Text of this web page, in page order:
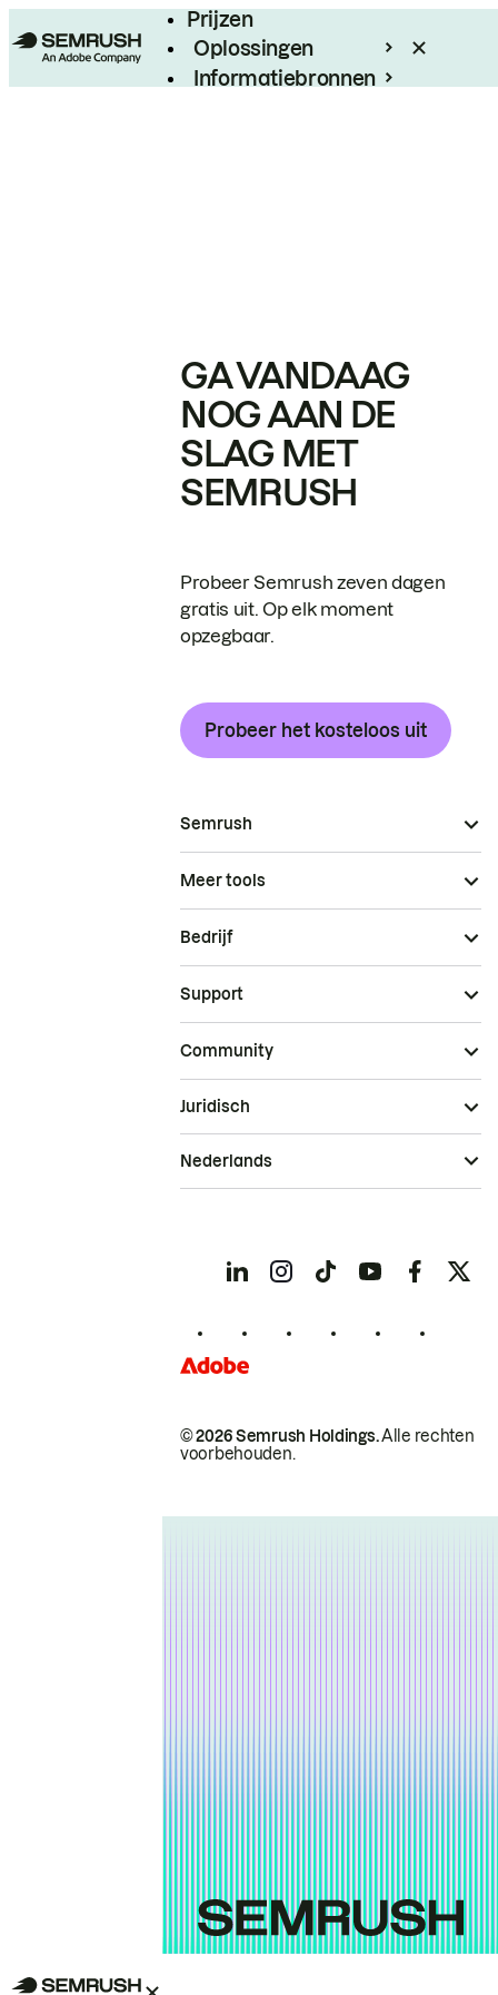
Prijzen
Oplossingen
Informatiebronnen
GA VANDAAG
NOG AAN DE
SLAG MET
SEMRUSH
Probeer Semrush zeven dagen
gratis uit. Op elk moment
opzegbaar.
Probeer het kosteloos uit
Semrush
Meer tools
Bedrijf
Support
Community
© 2026 Semrush Holdings.Alle rechten
voorbehouden.
Juridisch
Nederlands